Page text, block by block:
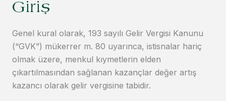
Giriş
Genel kural olarak, 193 sayılı Gelir Vergisi Kanunu
(“GVK”) mükerrer m. 80 uyarınca, istisnalar hariç
olmak üzere, menkul kıymetlerin elden
çıkartılmasından sağlanan kazançlar değer artış
kazancı olarak gelir vergisine tabidir.